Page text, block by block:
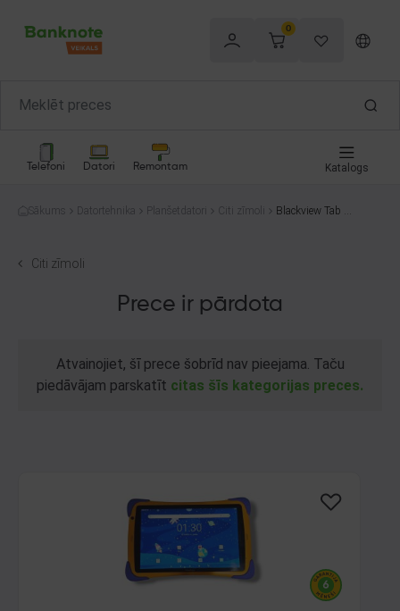
0
Telefoni Datori Remontam Katalogs
Sākums Datortehnika Planšetdatori Citi zīmoli
Blackview Tab 7
Citi zīmoli
Prece ir pārdota
Atvainojiet, šī prece šobrīd nav pieejama. Taču
piedāvājam parskatīt citas šīs kategorijas preces.